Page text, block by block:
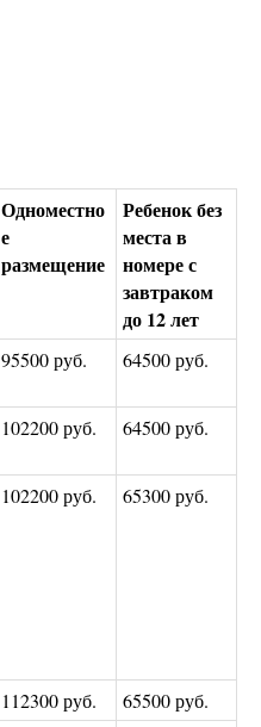
Одноместно
е
размещение
Ребенок без
места в
номере с
завтраком
до 12 лет
95500 руб. 64500 руб.
102200 руб. 64500 руб.
102200 руб. 65300 руб.
112300 руб.
65500 руб.